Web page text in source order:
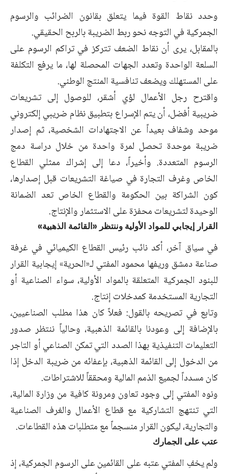
وحدد نقاط القوة فيما يتعلق بقانون الضرائب والرسوم
الجمركية في التوجه نحو ربط الضريبة بالربح الحقيقي.
بالمقابل، يرى أن نقاط الضعف تتركز في تراكم الرسوم على
السلعة الواحدة وتعدد الجهات المحصلة لها، ما يرفع التكلفة
على المستهلك ويضعف تنافسية المنتج الوطني.
واقترح رجل الأعمال لؤي أشقر، للوصول إلى تشريعات
ضريبية أفضل، أن يتم الإسراع بتطبيق نظام ضريبي إلكتروني
موحد وشفاف بعيداً عن الاجتهادات الشخصية، ثم إصدار
ضريبة موحدة تحصل لمرة واحدة من خلال دراسة دمج
الرسوم المتعددة. وأخيراً، دعا إلى إشراك ممثلي القطاع
الخاص وغرف التجارة في صياغة التشريعات قبل إصدارها،
كون الشراكة بين الحكومة والقطاع الخاص تعد الضمانة
الوحيدة لتشريعات محفزة على الاستثمار والإنتاج.
القرار إيجابي للمواد الأولية وننتظر «القائمة الذهبية»
في سياق آخر، أكد نائب رئيس القطاع الكيميائي في غرفة
صناعة دمشق وريفها محمود المفتي لـ«الحرية» إيجابية القرار
للبنود الجمركية المتعلقة بالمواد الأولية، سواء الصناعية أو
التجارية المستخدمة كمدخلات إنتاج.
وتابع في تصريحه بالقول: فعلاً كان هذا مطلب الصناعيين،
بالإضافة إلى وعودنا بالقائمة الذهبية، وحالياً ننتظر صدور
التعليمات التنفيذية بهذا الصدد التي تمكن الصناعي أو التاجر
من الدخول إلى القائمة الذهبية، بإعفائه من ضريبة الدخل إذا
كان مسدداً لجميع الذمم المالية ومحققاً للاشتراطات.
ونوه المفتي إلى وجود تعاون ومرونة كافية من وزارة المالية،
التي تنتهج التشاركية مع قطاع الأعمال والغرف الصناعية
والتجارية، ليكون القرار منسجماً مع متطلبات هذه القطاعات.
عتب على الجمارك
ولم يخفِ المفتي عتبه على القائمين على الرسوم الجمركية، إذ